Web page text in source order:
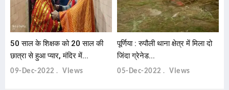
50 साल के शिक्षक को 20 साल की
छात्रा से हुआ प्यार, मंदिर में...
09-Dec-2022 Views
पूर्णिया : रुपौली थाना क्षेत्र में मिला दो
जिंदा ग्रेनेड...
05-Dec-2022 Views